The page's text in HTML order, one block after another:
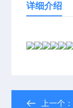
详细介绍
上一个：